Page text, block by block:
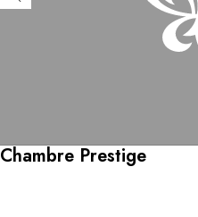
Chambre Prestige